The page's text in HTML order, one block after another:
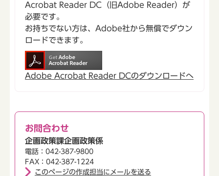
Acrobat Reader DC（旧Adobe Reader）が
必要です。
お持ちでない方は、Adobe社から無償でダウン
ロードできます。
Adobe Acrobat Reader DCのダウンロードへ
お問合わせ
企画政策課企画政策係
電話：042-387-9800
FAX：042-387-1224
このページの作成担当にメールを送る